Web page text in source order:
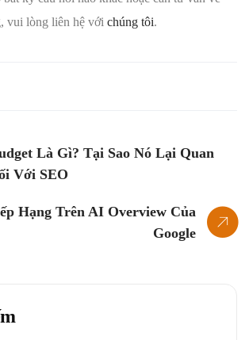
vui lòng liên hệ với chúng tôi.
Là Gì? Tại Sao Nó Lại Quan
Với SEO
Hạng Trên AI Overview Của
Google